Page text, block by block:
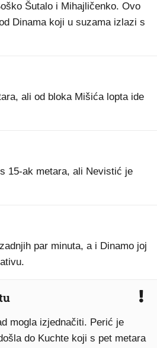
Šutalo i Mihajličenko. Ovo
Dinama koji u suzama izlazi s
ali od bloka Mišića lopta ide
15-ak metara, ali Nevistić je
par minuta, a i Dinamo joj
mogla izjednačiti. Perić je
do Kuchte koji s pet metara